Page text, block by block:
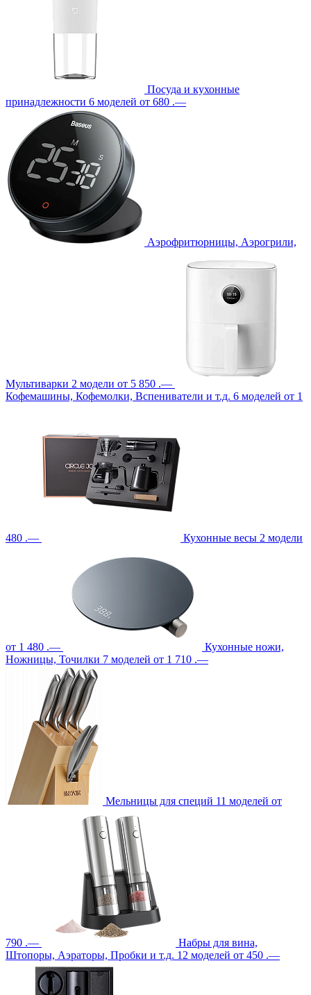
Посуда и кухонные
принадлежности 6 моделей от 680 .—
Аэрофритюрницы, Аэрогрили,
Мультиварки 2 модели от 5 850 .—
Кофемашины, Кофемолки, Вспениватели и т.д. 6 моделей от 1
480 .— Кухонные весы 2 модели
от 1 480 .—
Кухонные ножи,
Ножницы, Точилки 7 моделей от 1 710 .—
Мельницы для специй 11 моделей от
790 .—
Набры для вина,
Штопоры, Аэраторы, Пробки и т.д. 12 моделей от 450 .—